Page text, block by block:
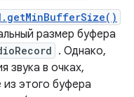
размер буфера
. Однако,
звука в очках,
этого буфера